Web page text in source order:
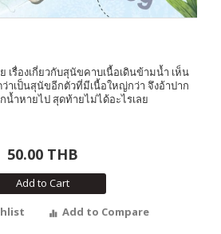
เรื่องเกี่ยวกับสุนัขคาบเนื้อเดินข้ามน้ำ เห็น
ว่าเป็นสุนัขอีกตัวที่มีเนื้อใหญ่กว่า จึงอ้าปาก
น้ำหายไป สุดท้ายไม่ได้อะไรเลย
50.00 THB
Add to Cart
Add to Compare